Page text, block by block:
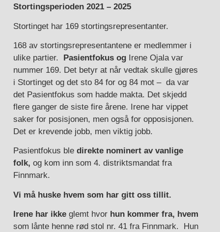
Stortingsperioden 2021 – 2025
Stortinget har 169 stortingsrepresentanter.
168 av stortingsrepresentantene er medlemmer i
ulike partier. Pasientfokus og Irene Ojala var
nummer 169. Det betyr at når vedtak skulle gjøres
i Stortinget og det sto 84 for og 84 mot – da var
det Pasientfokus som hadde makta. Det skjedd
flere ganger de siste fire årene. Irene har vippet
saker for posisjonen, men også for opposisjonen.
Det er krevende jobb, men viktig jobb.
Pasientfokus ble direkte nominert av vanlige
folk, og kom inn som 4. distriktsmandat fra
Finnmark.
Vi må huske hvem som har gitt oss tillit.
Irene har ikke glemt hvorhun kommer fra, hvem
som lånte henne rød stol nr. 41 fra Finnmark. Hun